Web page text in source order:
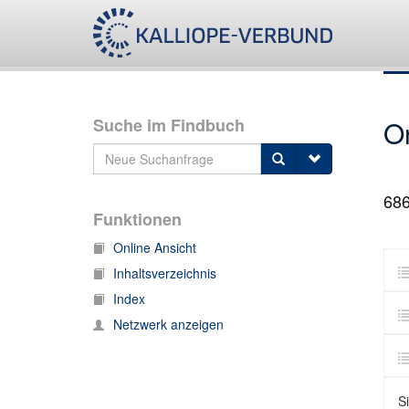
Suche im Findbuch
Funktionen
Online Ansicht
Inhaltsverzeichnis
Index
Netzwerk anzeigen